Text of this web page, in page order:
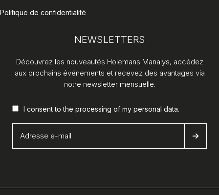
Politique de confidentialité
NEWSLETTERS
Découvrez les nouveautés Holemans Manalys, accédez
aux prochains événements et recevez des avantages via
notre newsletter mensuelle.
I consent to the processing of my personal data.